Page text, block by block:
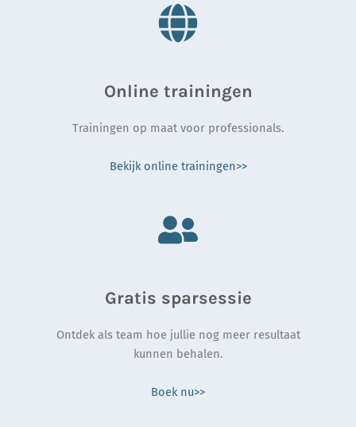
Online trainingen
Trainingen op maat voor professionals.
Bekijk online trainingen>>
Gratis sparsessie
Ontdek als team hoe jullie nog meer resultaat
kunnen behalen.
Boek nu>>